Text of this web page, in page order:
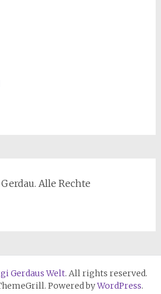
Alle Rechte
Gerdaus Welt. All rights reserved.
Powered byWordPress.